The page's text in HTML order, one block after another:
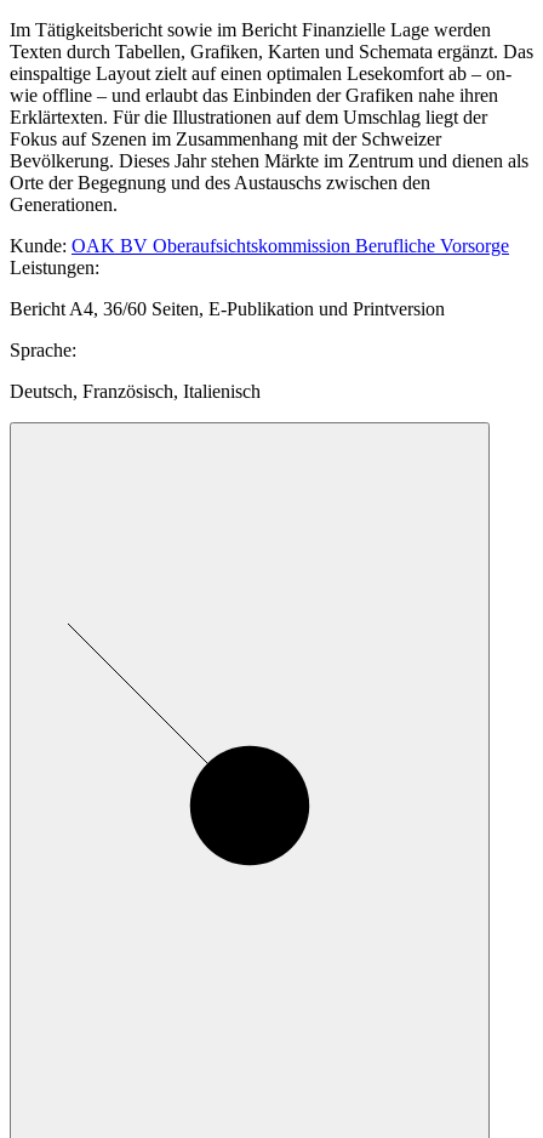
Im Tätigkeitsbericht sowie im Bericht Finanzielle Lage werden
Texten durch Tabellen, Grafiken, Karten und Schemata ergänzt. Das
einspaltige Layout zielt auf einen optimalen Lesekomfort ab – on-
wie offline – und erlaubt das Einbinden der Grafiken nahe ihren
Erklärtexten. Für die Illustrationen auf dem Umschlag liegt der
Fokus auf Szenen im Zusammenhang mit der Schweizer
Bevölkerung. Dieses Jahr stehen Märkte im Zentrum und dienen als
Orte der Begegnung und des Austauschs zwischen den
Generationen.
Kunde: OAK BV Oberaufsichtskommission Berufliche Vorsorge
Leistungen:
Bericht A4, 36/60 Seiten, E-Publikation und Printversion
Sprache:
Deutsch, Französisch, Italienisch